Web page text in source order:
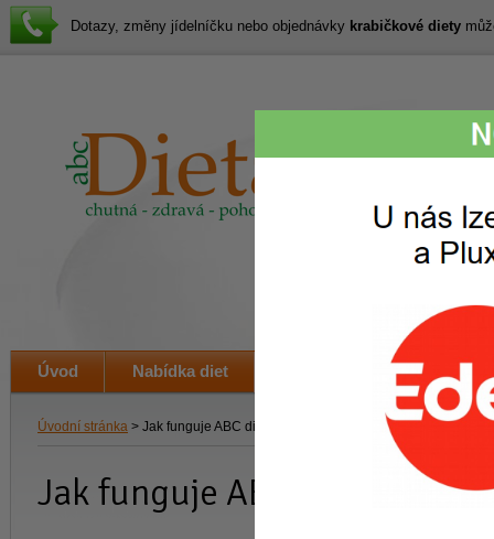
Úvodní stránka > Jak funguje ABC dieta
Jak funguje ABC dieta
Dotazy, změny jídelníčku nebo objednávky krabičkové diety
Úvod Nabídka diet